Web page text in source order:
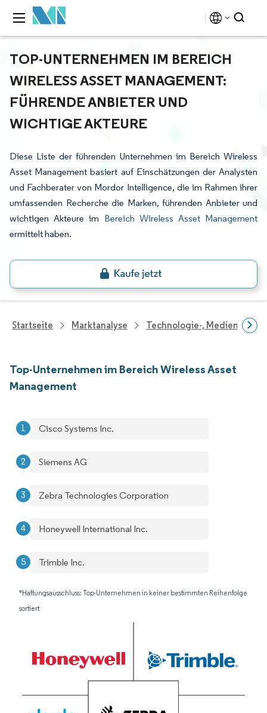
TOP-UNTERNEHMEN IM BEREICH
WIRELESS ASSET MANAGEMENT:
FÜHRENDE ANBIETER UND
WICHTIGE AKTEURE
Diese Liste der führenden Unternehmen im Bereich Wireless
Asset Management basiert auf Einschätzungen der Analysten
und Fachberater von Mordor Intelligence, die im Rahmen ihrer
umfassenden Recherche die Marken, führenden Anbieter und
wichtigen Akteure im Bereich Wireless Asset Management
ermittelt haben.
Startseite Marktanalyse Technologie-, Medien- Und
Top-Unternehmen im Bereich Wireless Asset
Management
Cisco Systems Inc.
Siemens AG
Zebra Technologies Corporation
Honeywell International Inc.
Trimble Inc.
*Haftungsausschluss: Top-Unternehmen in keiner bestimmten Reihenfolge
sortiert